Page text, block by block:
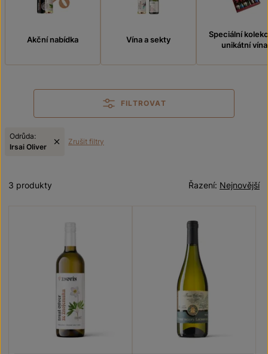
Akční nabídka Vína a sekty
Speciální
unikátní vína
FILTROVAT
Odrůda:
Irsai Oliver
Zrušit filtry
Nejnovější
Řazení:
3 produkty